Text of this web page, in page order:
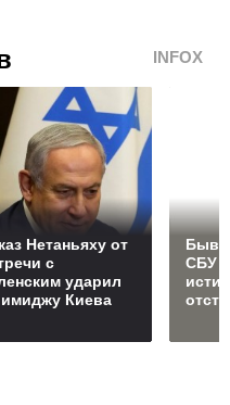
INFOX
Нетаньяху от
с
ударил
имиджу Киева
СБУ